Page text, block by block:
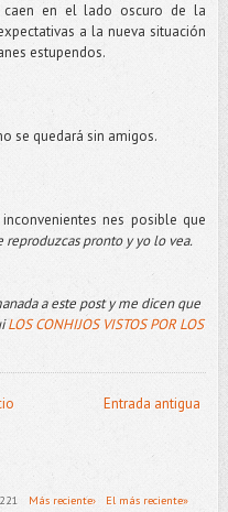
en el lado oscuro de la
a la nueva situación
estupendos.
se quedará sin amigos.
nes posible que
reproduzcas pronto y yo lo vea.
a este post y me dicen que
LOS CONHIJOS VISTOS POR LOS
Entrada antigua
Más reciente› El más reciente»